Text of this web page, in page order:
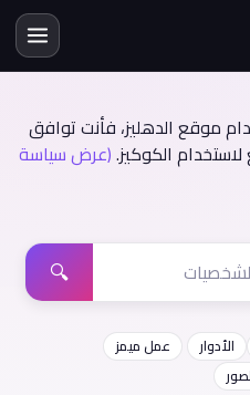
موقع الدهليز، فأنت توافق
الكوكيز.(عرض سياسة
🔍
الأدوار
عمل ميمز